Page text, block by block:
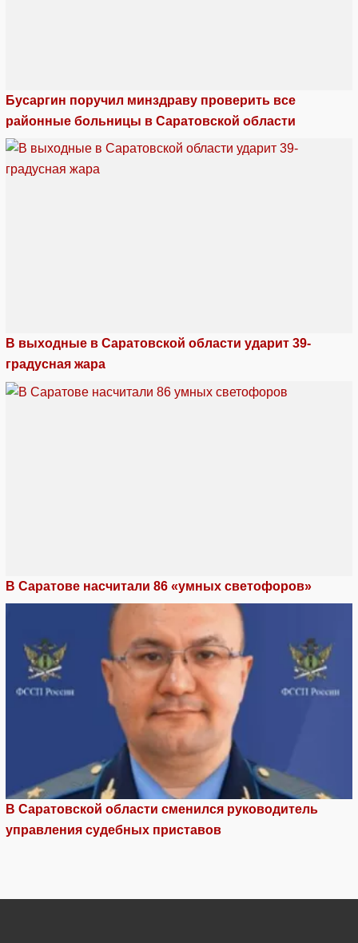
Бусаргин поручил минздраву проверить все
районные больницы в Саратовской области
В выходные в Саратовской области ударит 39-
градусная жара
В Саратове насчитали 86 «умных светофоров»
В Саратовской области сменился руководитель
управления судебных приставов